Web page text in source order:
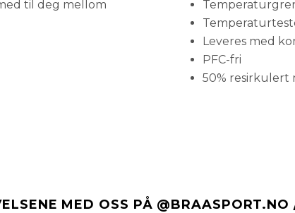
til deg mellom
Leveres med
PFC-fri
50% resirkulert
MED OSS PÅ